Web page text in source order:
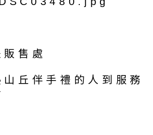
售處
丘伴手禮的人到服務